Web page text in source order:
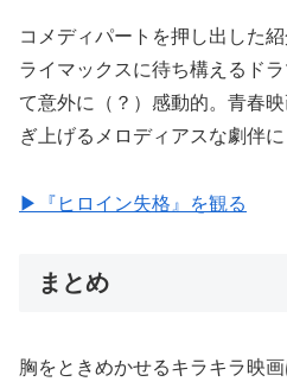
コメディパートを押し出した
ライマックスに待ち構えるド
て意外に（？）感動的。青春
ぎ上げるメロディアスな劇伴
▶︎『ヒロイン失格』を観る
まとめ
胸をときめかせるキラキラ映